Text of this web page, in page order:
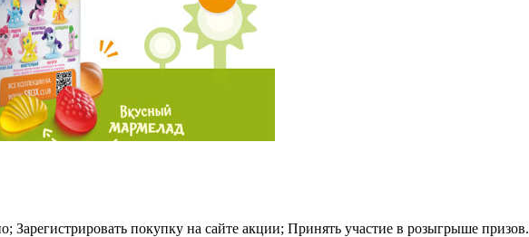
покупку на сайте акции; Принять участие в розыгрыше призов.